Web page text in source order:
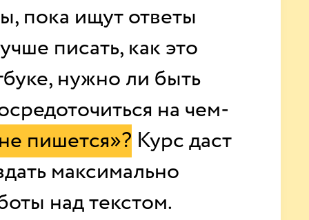
пока ищут ответы
писать, как это
нужно ли быть
на чем-
пишется»? Курс даст
максимально
над текстом.